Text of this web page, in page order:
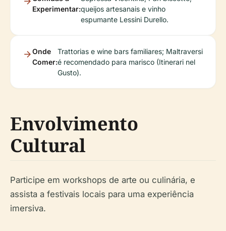
Experimentar:queijos artesanais e vinho
espumante Lessini Durello.
Onde
Comer:
Trattorias e wine bars familiares; Maltraversi
é recomendado para marisco (Itinerari nel
Gusto).
Envolvimento
Cultural
Participe em workshops de arte ou culinária, e
assista a festivais locais para uma experiência
imersiva.